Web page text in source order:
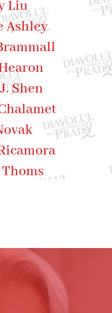
Liu
Ashley
Shen